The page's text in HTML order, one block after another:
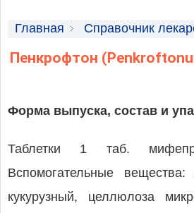
Главная
Справочник
Лекарственные средства
Пенкрофтон
Форма выпуска, состав и
Таблетки 1 таб.
Вспомогательные вещества:
кукурузный, целлюлоза